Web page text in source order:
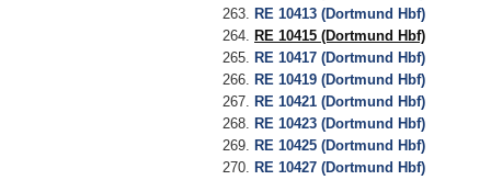
RE 10413 (Dortmund Hbf)
RE 10415 (Dortmund Hbf)
RE 10417 (Dortmund Hbf)
RE 10419 (Dortmund Hbf)
RE 10421 (Dortmund Hbf)
RE 10423 (Dortmund Hbf)
RE 10425 (Dortmund Hbf)
RE 10427 (Dortmund Hbf)